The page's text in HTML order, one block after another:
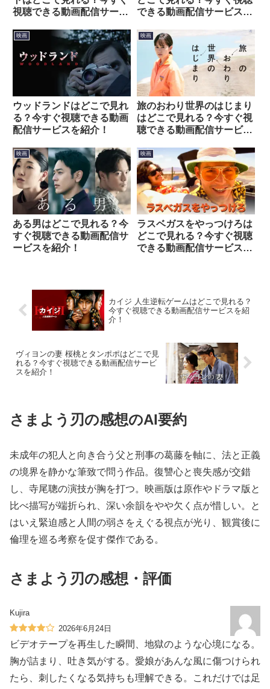
視聴できる動画配信サービ
できる動画配信サービスを
映画
ウッドランドはどこで見れ
る？今すぐ視聴できる動画
配信サービスを紹介！
映画
旅のおわり世界のはじまり
はどこで見れる？今すぐ視
聴できる動画配信サービス
映画
ある男はどこで見れる？今
すぐ視聴できる動画配信サ
ービスを紹介！
映画
ラスベガスをやっつけろは
どこで見れる？今すぐ視聴
できる動画配信サービスを
カイジ 人生逆転ゲームはどこで見れる？
今すぐ視聴できる動画配信サービスを紹
介！
ヴィヨンの妻 桜桃とタンポポはどこで見
れる？今すぐ視聴できる動画配信サービ
スを紹介！
さまよう刃の感想のAI要約
未成年の犯人と向き合う父と刑事の葛藤を軸に、法と正義
の境界を静かな筆致で問う作品。復讐心と喪失感が交錯
し、寺尾聰の演技が胸を打つ。映画版は原作やドラマ版と
比べ描写が端折られ、深い余韻をやや欠く点が惜しい。と
はいえ緊迫感と人間の弱さをえぐる視点が光り、観賞後に
倫理を巡る考察を促す傑作である。
さまよう刃の感想・評価
Kujira
2026年6月24日
ビデオテープを再生した瞬間、地獄のような心境になる。
胸が詰まり、吐き気がする。愛娘があんな風に傷つけられ
たら、刺したくなる気持ちも理解できる。これだけでは足